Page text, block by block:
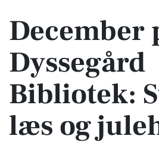
December
Dyssegård
Bibliotek:
læs og